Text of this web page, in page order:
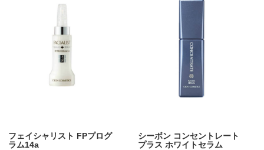
フェイシャリスト FPプログ
ラム14a
シーボン コンセントレート
プラス ホワイトセラム